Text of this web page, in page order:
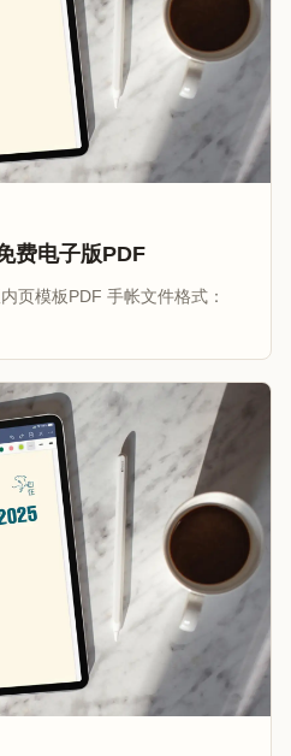
费电子版PDF
页模板PDF 手帐文件格式：